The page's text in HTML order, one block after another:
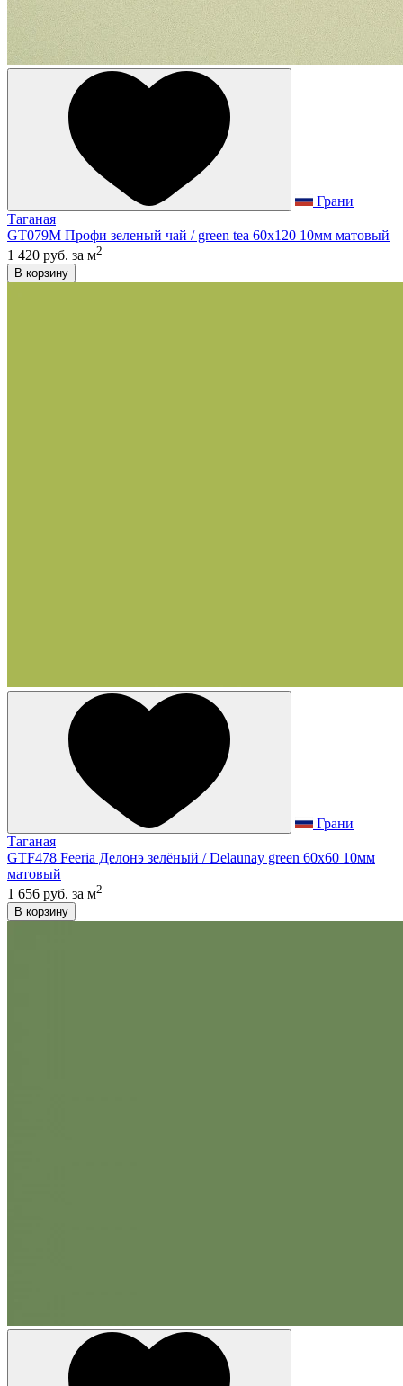
Грани
Таганая
GT079M Профи зеленый чай / green tea 60х120 10мм матовый
1 420 руб. за м2
В корзину
Грани
Таганая
GTF478 Feeria Делонэ зелёный / Delaunay green 60x60 10мм
матовый
1 656 руб. за м2
В корзину